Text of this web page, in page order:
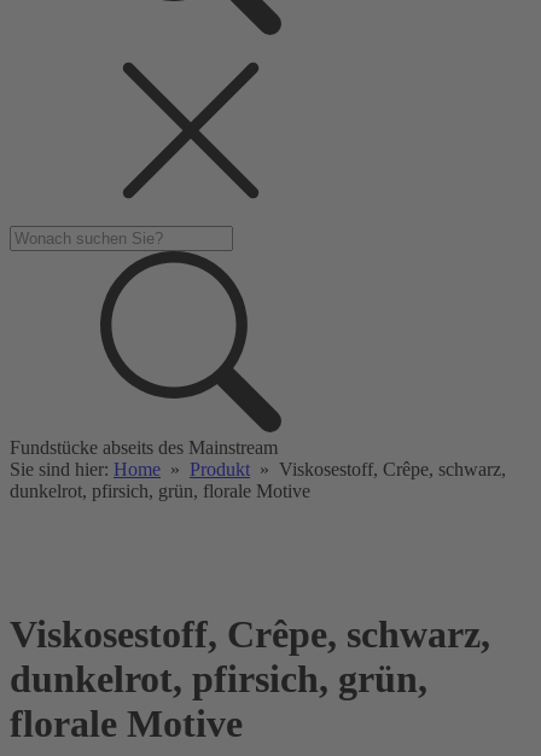
Fundstücke abseits des Mainstream
Sie sind hier: Home » Produkt » Viskosestoff, Crêpe, schwarz,
dunkelrot, pfirsich, grün, florale Motive
Viskosestoff, Crêpe, schwarz,
dunkelrot, pfirsich, grün,
florale Motive